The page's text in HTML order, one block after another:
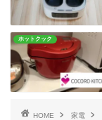
ホットクック
HOME 家電